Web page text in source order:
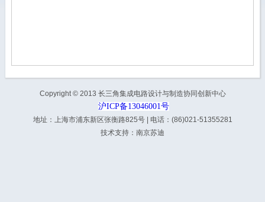
Copyright © 2013 长三角集成电路设计与制造协同创新中心
沪ICP备13046001号
地址：上海市浦东新区张衡路825号 | 电话：(86)021-51355281
技术支持： 南京苏迪